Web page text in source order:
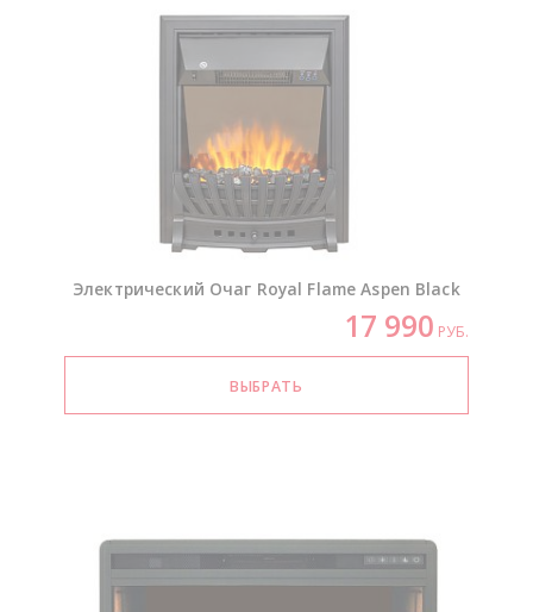
Электрический Очаг Royal Flame Aspen Black
17 990 РУБ.